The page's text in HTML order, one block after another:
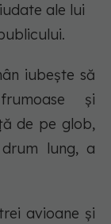
ale lui
iubește să
și
de pe glob,
lung, a
avioane și